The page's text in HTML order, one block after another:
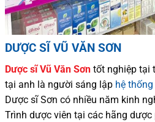
DƯỢC SĨ VŨ VĂN SƠN
Dược sĩVũ Văn Sơn tốt nghiệp tại
tại anh là người sáng lập hệ
Dược sĩSơn có nhiều năm kinh
Trình dược viên tại các hãng dược